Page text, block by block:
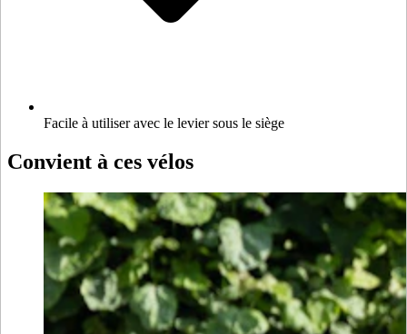
Facile à utiliser avec le levier sous le siège
Convient à ces vélos